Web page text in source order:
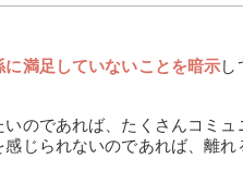
に満足していないことを暗示し
のであれば、たくさんコミュ
じられないのであれば、離れ